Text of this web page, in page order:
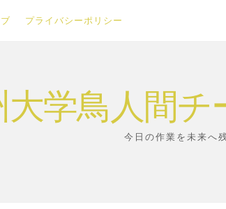
プライバシーポリシー
大学鳥人間チ
今日の作業を未来へ